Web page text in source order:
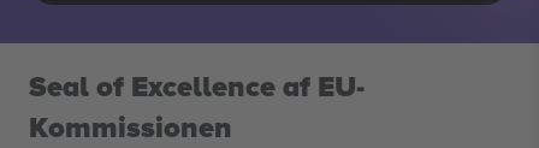
Seal of Excellence af EU-
Kommissionen